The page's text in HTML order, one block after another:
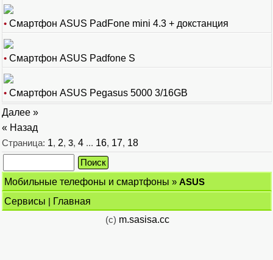
• Смартфон ASUS PadFone mini 4.3 + докстанция
• Смартфон ASUS Padfone S
• Смартфон ASUS Pegasus 5000 3/16GB
Далее »
« Назад
Страница: 1, 2, 3, 4 ... 16, 17, 18
Мобильные телефоны и смартфоны » ASUS
Сервисы | Главная
(c) m.sasisa.cc